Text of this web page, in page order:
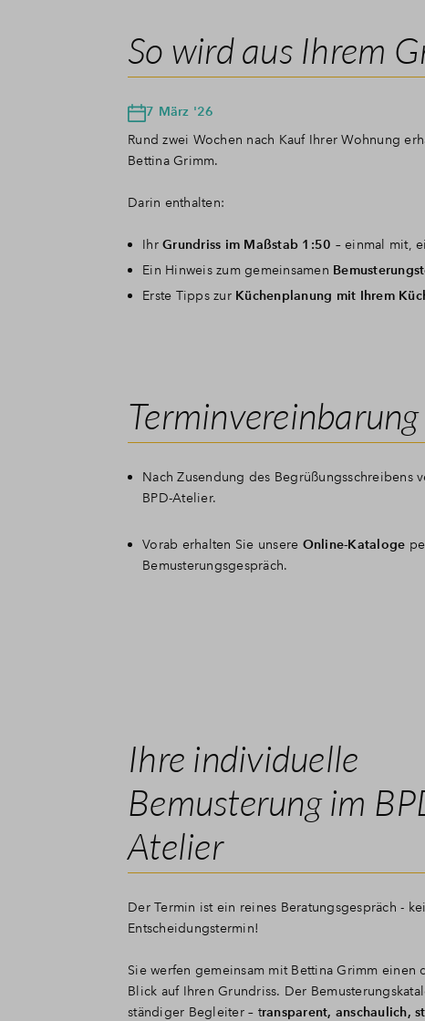
So wird aus Ihrem
7 März '26
Rund zwei Wochen nach Kauf Ihrer Wohnung
Bettina Grimm.
Darin enthalten:
Ihr Grundriss im Maßstab 1:50 – einmal mit,
Ein Hinweis zum gemeinsamen
Erste Tipps zur Küchenplanung mit Ihrem
Nach Zusendung des
BPD-Atelier.
Vorab erhalten Sie unsere Online-Kataloge
Bemusterungsgespräch.
Ihre individuelle
Bemusterung im
Atelier
Der Termin ist ein reines Beratungsgespräch -
Entscheidungstermin!
Sie werfen gemeinsam mit Bettina Grimm einen
Blick auf Ihren Grundriss. Der
ständiger Begleiter – transparent, anschaulich,